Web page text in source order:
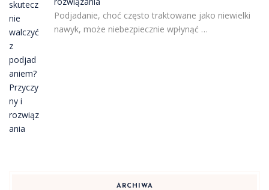
Podjadanie, choć często traktowane jako niewielki
nawyk, może niebezpiecznie wpłynąć …
ARCHIWA